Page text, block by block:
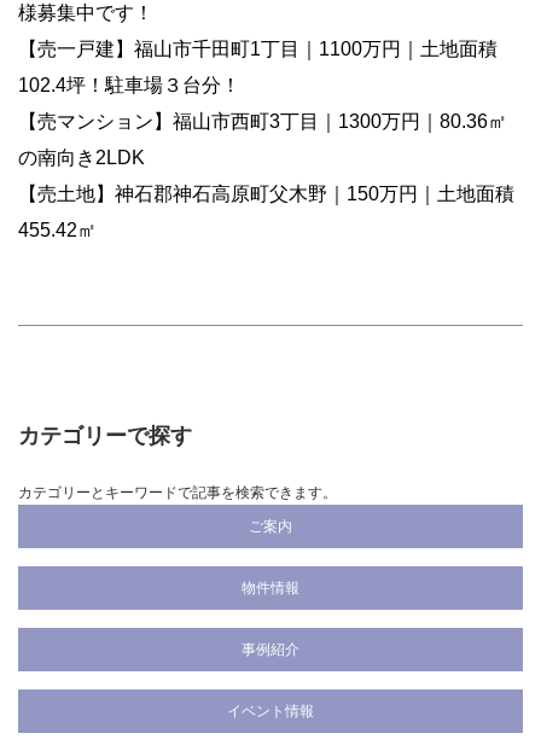
様募集中です！
【売一戸建】福山市千田町1丁目｜1100万円｜土地面積
102.4坪！駐車場３台分！
【売マンション】福山市西町3丁目｜1300万円｜80.36㎡
の南向き2LDK
【売土地】神石郡神石高原町父木野｜150万円｜土地面積
455.42㎡
カテゴリーで探す
カテゴリーとキーワードで記事を検索できます。
ご案内
物件情報
事例紹介
イベント情報